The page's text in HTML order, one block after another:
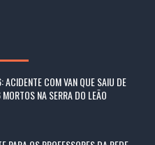
ACIDENTE COM VAN QUE SAIU DE
NA SERRA DO LEÃO